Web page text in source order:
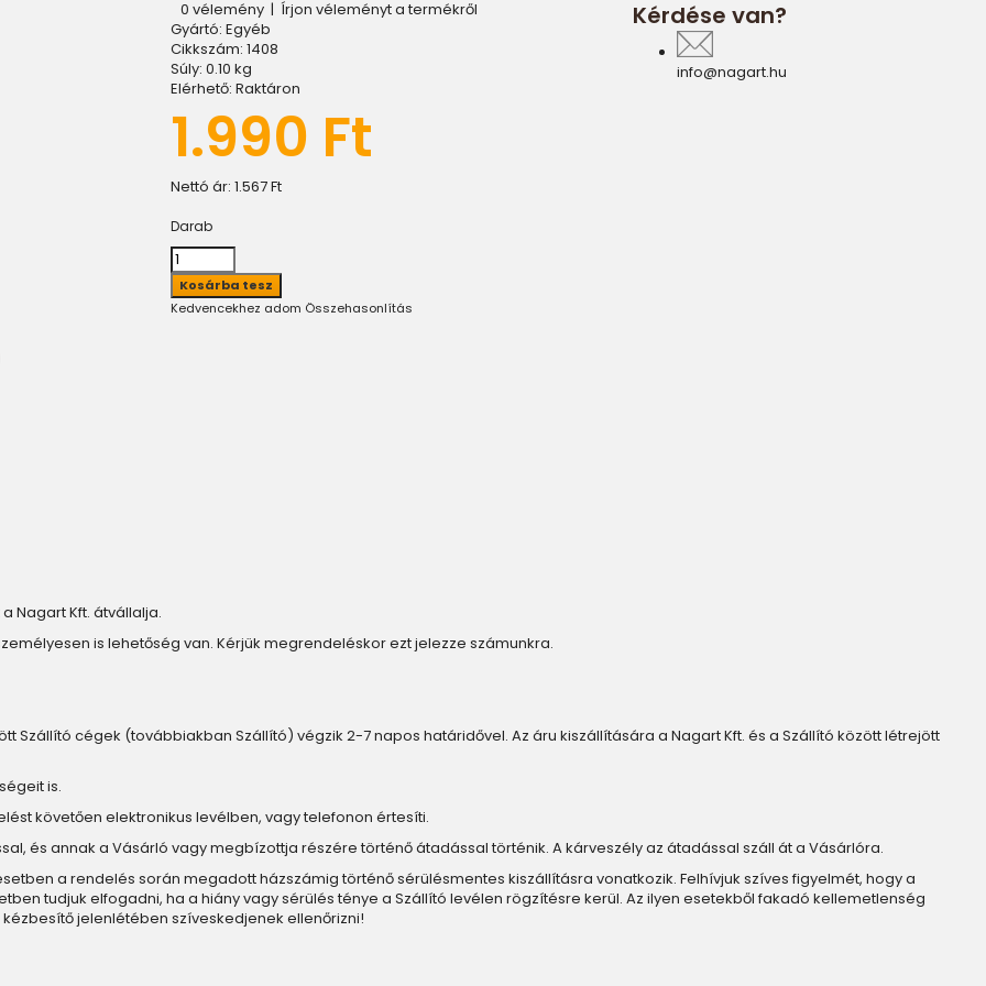
0 vélemény | Írjon véleményt a termékről
Gyártó: Egyéb
Cikkszám: 1408
Súly: 0.10 kg
Elérhető: Raktáron
1.990 Ft
Nettó ár: 1.567 Ft
Darab
Kedvencekhez adom Összehasonlítás
Kérdése van?
info@nagart.hu
Nagart Kft. átvállalja.
is lehetőség van. Kérjük megrendeléskor ezt jelezze számunkra.
Szállító cégek (továbbiakban Szállító) végzik 2-7 napos határidővel. Az áru kiszállítására a Nagart Kft. és a Szállító között létrejött
is.
követően elektronikus levélben, vagy telefonon értesíti.
és annak a Vásárló vagy megbízottja részére történő átadással történik. A kárveszély az átadással száll át a Vásárlóra.
a rendelés során megadott házszámig történő sérülésmentes kiszállításra vonatkozik. Felhívjuk szíves figyelmét, hogy a
tudjuk elfogadni, ha a hiány vagy sérülés ténye a Szállító levélen rögzítésre kerül. Az ilyen esetekből fakadó kellemetlenség
jelenlétében szíveskedjenek ellenőrizni!